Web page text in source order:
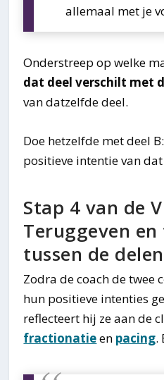
allemaal met je
Onderstreep op welke
dat deel verschilt met
van datzelfde deel.
Doe hetzelfde met deel
positieve intentie van
Stap 4 van de
Teruggeven
tussen de delen
Zodra de coach de twee
hun positieve intenties
reflecteert hij ze aan de
fractionatieen pacing.